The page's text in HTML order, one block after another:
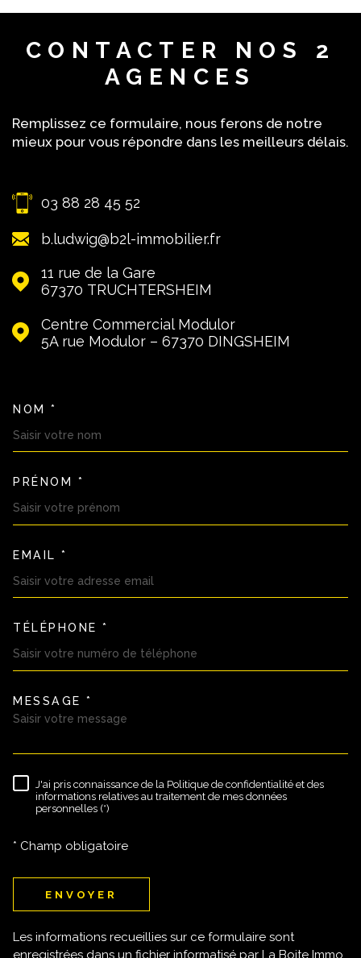
CONTACTER NOS 2
AGENCES
Remplissez ce formulaire, nous ferons de notre
mieux pour vous répondre dans les meilleurs délais.
03 88 28 45 52
b.ludwig@b2l-immobilier.fr
11 rue de la Gare
67370
TRUCHTERSHEIM
Centre Commercial Modulor
5A rue Modulor – 67370
DINGSHEIM
NOM *
PRÉNOM *
EMAIL *
TÉLÉPHONE *
MESSAGE *
RÈGLEMENTATION
J'ai pris connaissance de la Politique de confidentialité et des
informations relatives au traitement de mes données
personnelles (*)
* Champ obligatoire
ENVOYER
Les informations recueillies sur ce formulaire sont
enregistrées dans un fichier informatisé par La Boite Immo